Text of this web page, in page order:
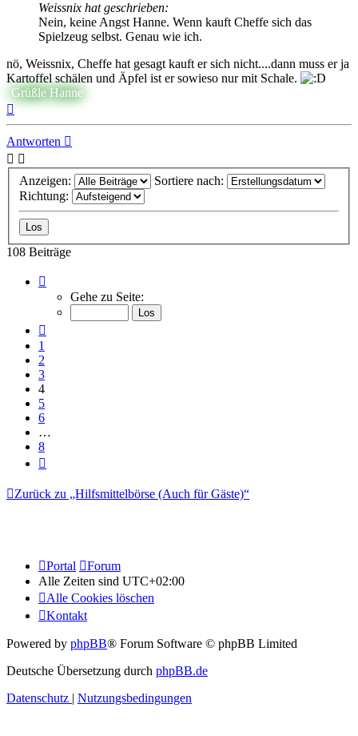
Weissnix hat geschrieben:
Nein, keine Angst Hanne. Wenn kauft Cheffe sich das
Spielzeug selbst. Genau wie ich.
nö, Weissnix, Cheffe hat gesagt kauft er sich nicht....dann muss er ja
Kartoffel schälen und Äpfel ist er sowieso nur mit Schale.
Grüßle Hanne
Nach
Antworten
Anzeigen:
Sortiere nach:
Richtung:
108 Beiträge
von
Gehe zu Seite:
1
2
3
4
5
6
…
8
Zurück zu „Hilfsmittelbörse (Auch für Gäste)“
Portal
Forum
Alle Zeiten sind UTC+02:00
Alle Cookies löschen
Kontakt
Powered by phpBB® Forum Software © phpBB Limited
Deutsche Übersetzung durch phpBB.de
Datenschutz | Nutzungsbedingungen